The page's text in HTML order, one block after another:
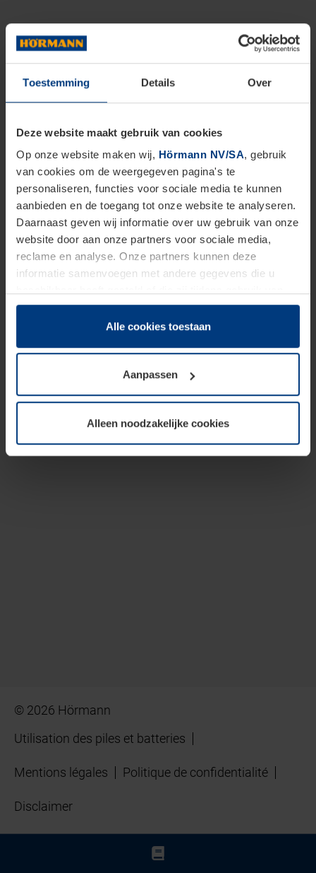
Toestemming Details Over
Deze website maakt gebruik van cookies
Op onze website maken wij, Hörmann NV/SA, gebruik
van cookies om de weergegeven pagina's te
personaliseren, functies voor sociale media te kunnen
aanbieden en de toegang tot onze website te analyseren.
Daarnaast geven wij informatie over uw gebruik van onze
website door aan onze partners voor sociale media,
reclame en analyse. Onze partners kunnen deze
informatie samenvoegen met andere gegevens die u
hun diensten hebben verzameld.
Juridisch hebben wij het recht om cookies op uw
van deze pagina's absoluut vereist is. Voor alle andere
soorten cookies is uw toestemming benodigd. Uw
toestemming kunt u op elk moment bij de uitleg van de
wijzigen of herroepen.
Alle cookies toestaan
Aanpassen
Alleen noodzakelijke cookies
© 2026 Hörmann
Utilisation des piles et batteries
Mentions légales Politique de confidentialité
Disclaimer